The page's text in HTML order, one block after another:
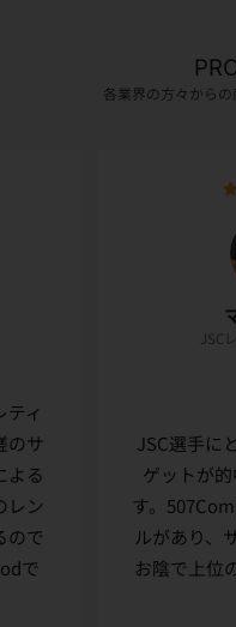
各業界の方々から
ィ
のサ
よる
レン
ので
で
JSC
JSC選手に
ゲットが
す。
ルがあり、
お陰で上位